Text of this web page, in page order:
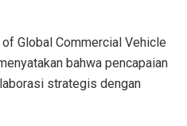
Global Commercial Vehicle
bahwa pencapaian
strategis dengan